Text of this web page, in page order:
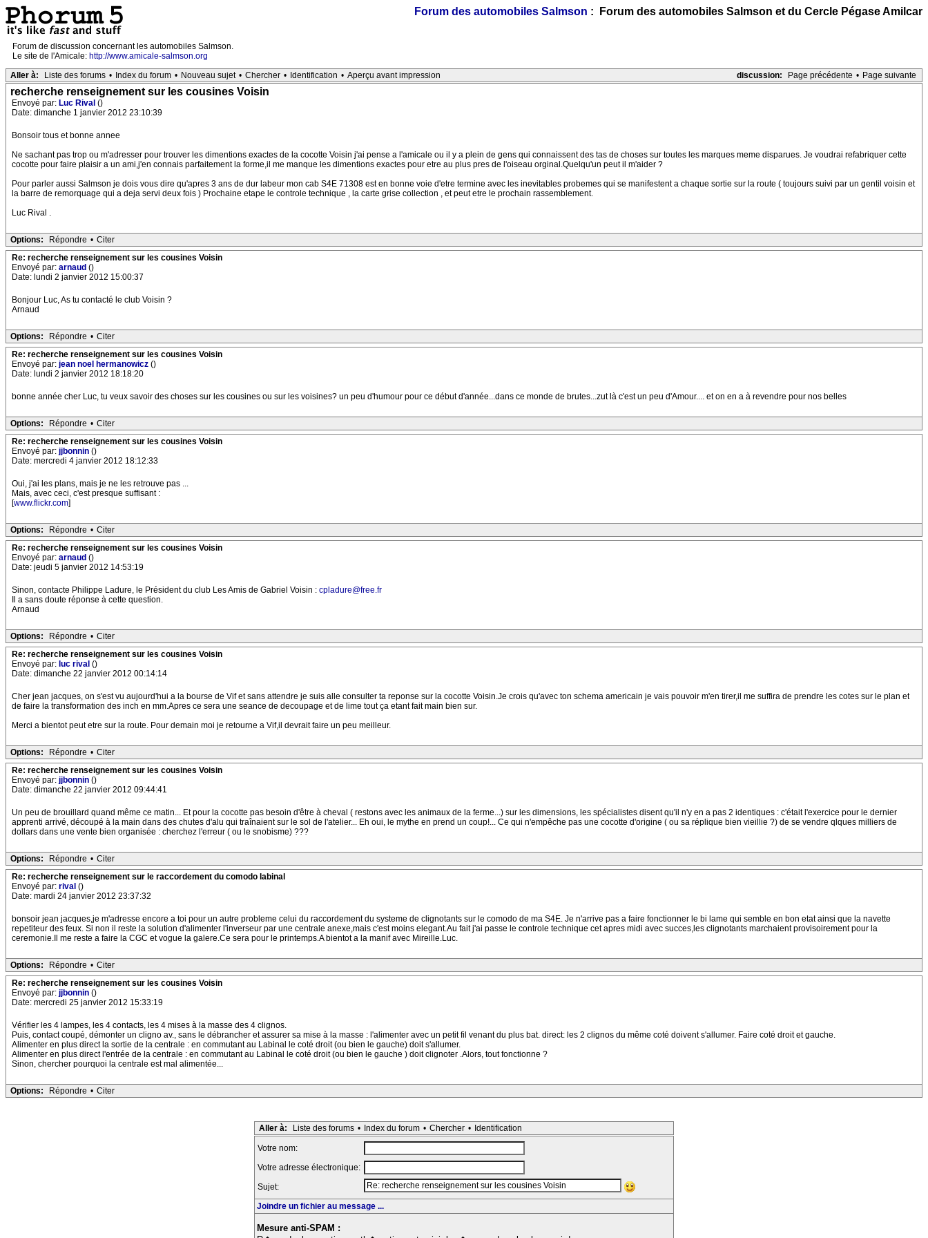
Forum des automobiles Salmson : Forum des automobiles Salmson et du Cercle Pégase Amilcar
Forum de discussion concernant les automobiles Salmson.
Le site de l'Amicale: http://www.amicale-salmson.org
discussion:
Page précédente • Page suivante
Aller à: Liste des forums • Index du forum • Nouveau sujet • Chercher • Identification • Aperçu avant impression
recherche renseignement sur les cousines Voisin
Envoyé par: Luc Rival ()
Date: dimanche 1 janvier 2012 23:10:39
Bonsoir tous et bonne annee
Ne sachant pas trop ou m'adresser pour trouver les dimentions exactes de la cocotte Voisin j'ai pense a l'amicale ou il y a plein de gens qui connaissent des tas de choses sur toutes les marques meme disparues. Je voudrai refabriquer cette
cocotte pour faire plaisir a un ami,j'en connais parfaitement la forme,il me manque les dimentions exactes pour etre au plus pres de l'oiseau orginal.Quelqu'un peut il m'aider ?
Pour parler aussi Salmson je dois vous dire qu'apres 3 ans de dur labeur mon cab S4E 71308 est en bonne voie d'etre termine avec les inevitables probemes qui se manifestent a chaque sortie sur la route ( toujours suivi par un gentil voisin et
la barre de remorquage qui a deja servi deux fois ) Prochaine etape le controle technique , la carte grise collection , et peut etre le prochain rassemblement.
Luc Rival .
Options: Répondre • Citer
Re: recherche renseignement sur les cousines Voisin
Envoyé par: arnaud ()
Date: lundi 2 janvier 2012 15:00:37
Bonjour Luc, As tu contacté le club Voisin ?
Arnaud
Options: Répondre • Citer
Re: recherche renseignement sur les cousines Voisin
Envoyé par: jean noel hermanowicz ()
Date: lundi 2 janvier 2012 18:18:20
bonne année cher Luc, tu veux savoir des choses sur les cousines ou sur les voisines? un peu d'humour pour ce début d'année...dans ce monde de brutes...zut là c'est un peu d'Amour.... et on en a à revendre pour nos belles
Options: Répondre • Citer
Re: recherche renseignement sur les cousines Voisin
Envoyé par: jjbonnin ()
Date: mercredi 4 janvier 2012 18:12:33
Oui, j'ai les plans, mais je ne les retrouve pas ...
Mais, avec ceci, c'est presque suffisant :
[www.flickr.com]
Options: Répondre • Citer
Re: recherche renseignement sur les cousines Voisin
Envoyé par: arnaud ()
Date: jeudi 5 janvier 2012 14:53:19
Sinon, contacte Philippe Ladure, le Président du club Les Amis de Gabriel Voisin : cpladure@free.fr
Il a sans doute réponse à cette question.
Arnaud
Options: Répondre • Citer
Re: recherche renseignement sur les cousines Voisin
Envoyé par: luc rival ()
Date: dimanche 22 janvier 2012 00:14:14
Cher jean jacques, on s'est vu aujourd'hui a la bourse de Vif et sans attendre je suis alle consulter ta reponse sur la cocotte Voisin.Je crois qu'avec ton schema americain je vais pouvoir m'en tirer,il me suffira de prendre les cotes sur le plan et
de faire la transformation des inch en mm.Apres ce sera une seance de decoupage et de lime tout ça etant fait main bien sur.
Merci a bientot peut etre sur la route. Pour demain moi je retourne a Vif,il devrait faire un peu meilleur.
Options: Répondre • Citer
Re: recherche renseignement sur les cousines Voisin
Envoyé par: jjbonnin ()
Date: dimanche 22 janvier 2012 09:44:41
Un peu de brouillard quand même ce matin... Et pour la cocotte pas besoin d'être à cheval ( restons avec les animaux de la ferme...) sur les dimensions, les spécialistes disent qu'il n'y en a pas 2 identiques : c'était l'exercice pour le dernier
apprenti arrivé, découpé à la main dans des chutes d'alu qui traînaient sur le sol de l'atelier... Eh oui, le mythe en prend un coup!... Ce qui n'empêche pas une cocotte d'origine ( ou sa réplique bien vieillie ?) de se vendre qlques milliers de
dollars dans une vente bien organisée : cherchez l'erreur ( ou le snobisme) ???
Options: Répondre • Citer
Re: recherche renseignement sur le raccordement du comodo labinal
Envoyé par: rival ()
Date: mardi 24 janvier 2012 23:37:32
bonsoir jean jacques,je m'adresse encore a toi pour un autre probleme celui du raccordement du systeme de clignotants sur le comodo de ma S4E. Je n'arrive pas a faire fonctionner le bi lame qui semble en bon etat ainsi que la navette
repetiteur des feux. Si non il reste la solution d'alimenter l'inverseur par une centrale anexe,mais c'est moins elegant.Au fait j'ai passe le controle technique cet apres midi avec succes,les clignotants marchaient provisoirement pour la
ceremonie.Il me reste a faire la CGC et vogue la galere.Ce sera pour le printemps.A bientot a la manif avec Mireille.Luc.
Options: Répondre • Citer
Re: recherche renseignement sur les cousines Voisin
Envoyé par: jjbonnin ()
Date: mercredi 25 janvier 2012 15:33:19
Vérifier les 4 lampes, les 4 contacts, les 4 mises à la masse des 4 clignos.
Puis, contact coupé, démonter un cligno av., sans le débrancher et assurer sa mise à la masse : l'alimenter avec un petit fil venant du plus bat. direct: les 2 clignos du même coté doivent s'allumer. Faire coté droit et gauche.
Alimenter en plus direct la sortie de la centrale : en commutant au Labinal le coté droit (ou bien le gauche) doit s'allumer.
Alimenter en plus direct l'entrée de la centrale : en commutant au Labinal le coté droit (ou bien le gauche ) doit clignoter .Alors, tout fonctionne ?
Sinon, chercher pourquoi la centrale est mal alimentée...
Options: Répondre • Citer
Aller à: Liste des forums • Index du forum • Chercher • Identification
Votre nom:
Votre adresse électronique:
Sujet:
Joindre un fichier au message ...
Mesure anti-SPAM :